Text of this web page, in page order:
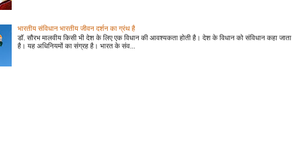
भारतीय संविधान भारतीय जीवन दर्शन का ग्रंथ है
डॉ. सौरभ मालवीय किसी भी देश के लिए एक विधान की आवश्यकता होती है। देश के विधान को संविधान कहा जाता
है। यह अधिनियमों का संग्रह है। भारत के संव...